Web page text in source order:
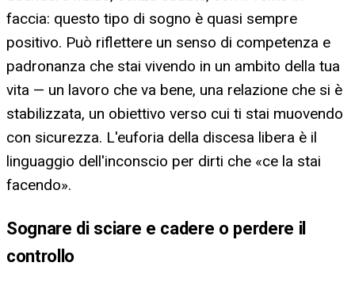
faccia: questo tipo di sogno è quasi sempre
positivo. Può riflettere un senso di competenza e
padronanza che stai vivendo in un ambito della tua
vita — un lavoro che va bene, una relazione che si è
stabilizzata, un obiettivo verso cui ti stai muovendo
con sicurezza. L'euforia della discesa libera è il
linguaggio dell'inconscio per dirti che «ce la stai
facendo».
Sognare di sciare e cadere o perdere il
controllo